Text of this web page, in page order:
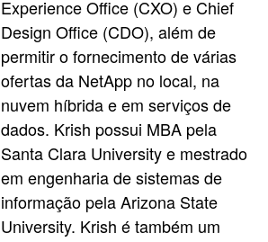
Experience Office (CXO) e Chief
Design Office (CDO), além de
permitir o fornecimento de várias
ofertas da NetApp no local, na
nuvem híbrida e em serviços de
dados. Krish possui MBA pela
Santa Clara University e mestrado
em engenharia de sistemas de
informação pela Arizona State
University. Krish é também um